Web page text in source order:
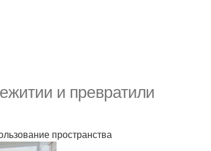
и превратили
пространства